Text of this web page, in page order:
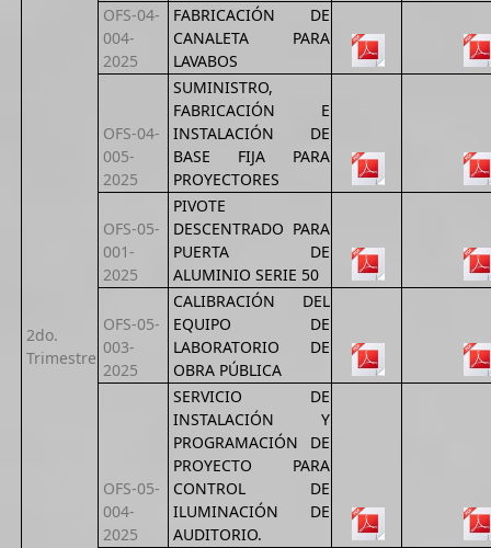
2do.
Trimestre
OFS-04-
004-
2025
FABRICACIÓN DE
CANALETA PARA
LAVABOS
OFS-04-
005-
2025
SUMINISTRO,
FABRICACIÓN E
INSTALACIÓN DE
BASE FIJA PARA
PROYECTORES
OFS-05-
001-
2025
PIVOTE
DESCENTRADO PARA
PUERTA DE
ALUMINIO SERIE 50
OFS-05-
003-
2025
CALIBRACIÓN DEL
EQUIPO DE
LABORATORIO DE
OBRA PÚBLICA
OFS-05-
004-
2025
SERVICIO DE
INSTALACIÓN Y
PROGRAMACIÓN DE
PROYECTO PARA
CONTROL DE
ILUMINACIÓN DE
AUDITORIO.